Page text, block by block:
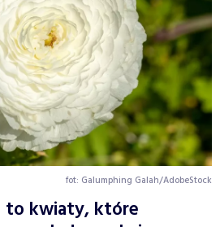
fot: Galumphing Galah/AdobeStock
to kwiaty, które